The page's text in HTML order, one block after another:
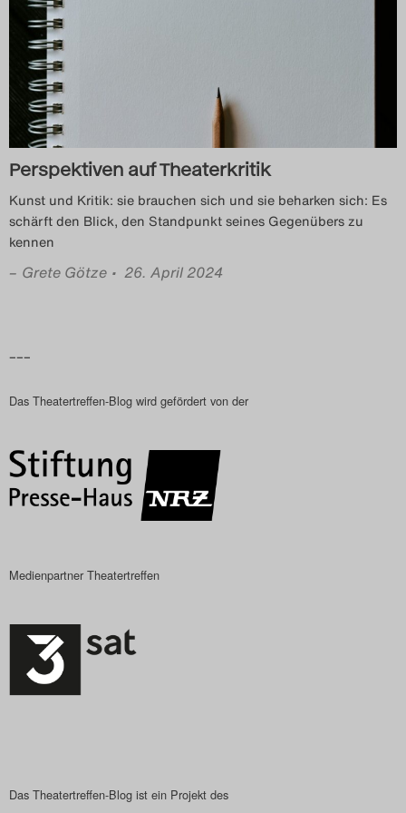
Perspektiven auf Theaterkritik
Kunst und Kritik: sie brauchen sich und sie beharken sich: Es
schärft den Blick, den Standpunkt seines Gegenübers zu
kennen
– Grete Götze • 26. April 2024
–––
Das Theatertreffen-Blog wird gefördert von der
Medienpartner Theatertreffen
Das Theatertreffen-Blog ist ein Projekt des